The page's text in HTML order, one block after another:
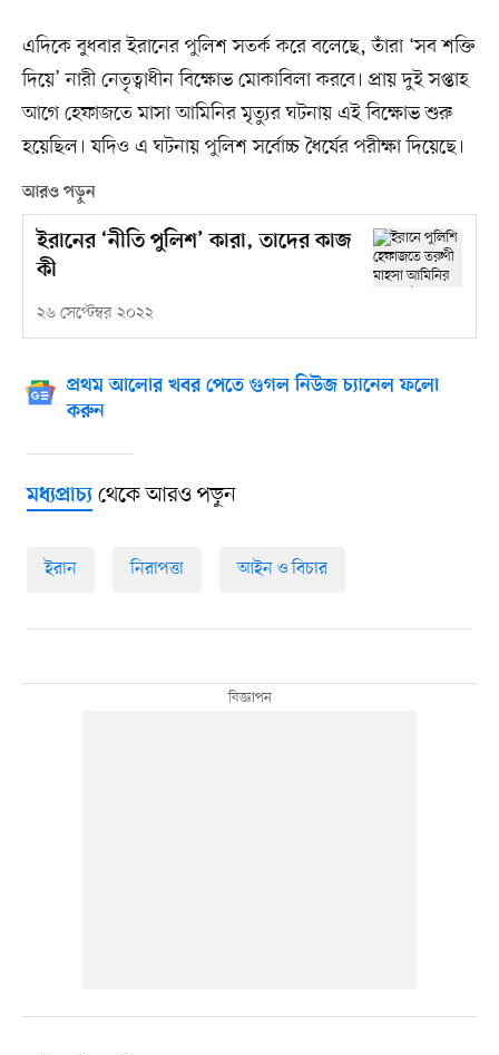
এদিকে বুধবার ইরানের পুলিশ সতর্ক করে বলেছে, তাঁরা ‘সব শক্তি
দিয়ে’ নারী নেতৃত্বাধীন বিক্ষোভ মোকাবিলা করবে। প্রায় দুই সপ্তাহ
আগে হেফাজতে মাসা আমিনির মৃত্যুর ঘটনায় এই বিক্ষোভ শুরু
হয়েছিল। যদিও এ ঘটনায় পুলিশ সর্বোচ্চ ধৈর্যের পরীক্ষা দিয়েছে।
আরও পড়ুন
ইরানের ‘নীতি পুলিশ’ কারা, তাদের কাজ
কী
২৬ সেপ্টেম্বর ২০২২
প্রথম আলোর খবর পেতে গুগল নিউজ চ্যানেল ফলো
করুন
মধ্যপ্রাচ্যথেকে আরও পড়ুন
ইরান নিরাপত্তা আইন ও বিচার